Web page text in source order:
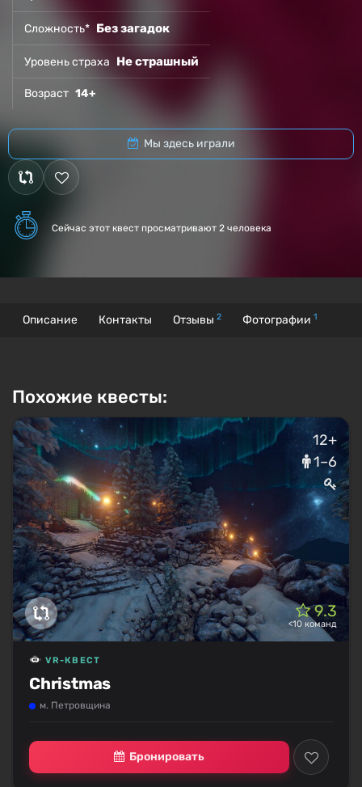
Сложность* Без загадок
Уровень страха Не страшный
Возраст 14+
Мы здесь играли
Сейчас этот квест просматривают 2 человека
Описание Контакты Отзывы 2 Фотографии 1
Похожие квесты:
12+
1–6
9.3
<10 команд
Christmas
VR-КВЕСТ
м. Петровщина
Бронировать